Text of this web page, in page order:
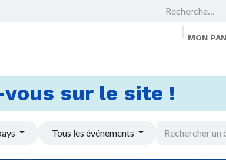
MON
sur le site !
Tous les événements